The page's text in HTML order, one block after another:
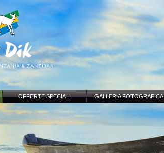
OFFERTE SPECIALI GALLERIA FOTOGRAFICA